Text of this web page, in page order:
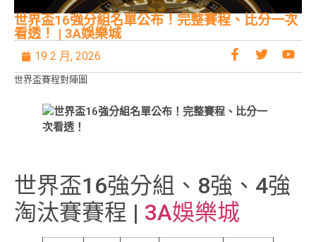
世界盃16強分組名單公布！完整賽程、比分一次
看透！ | 3A娛樂城
19 2 月, 2026
世界盃賽程對陣圖
世界盃16強分組、8強、4強
淘汰賽賽程 | 3A娛樂城